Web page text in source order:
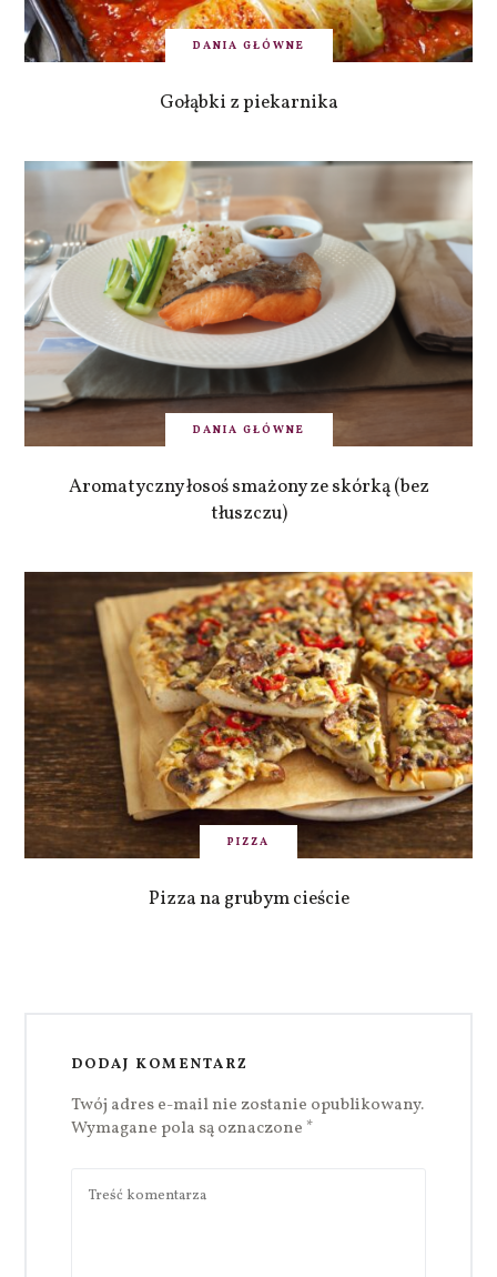
DANIA GŁÓWNE
Gołąbki z piekarnika
DANIA GŁÓWNE
Aromatyczny łosoś smażony ze skórką (bez
tłuszczu)
PIZZA
Pizza na grubym cieście
DODAJ KOMENTARZ
Twój adres e-mail nie zostanie opublikowany.
Wymagane pola są oznaczone *